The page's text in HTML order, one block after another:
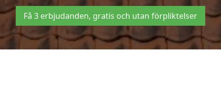
Få 3 erbjudanden, gratis och utan förpliktelser